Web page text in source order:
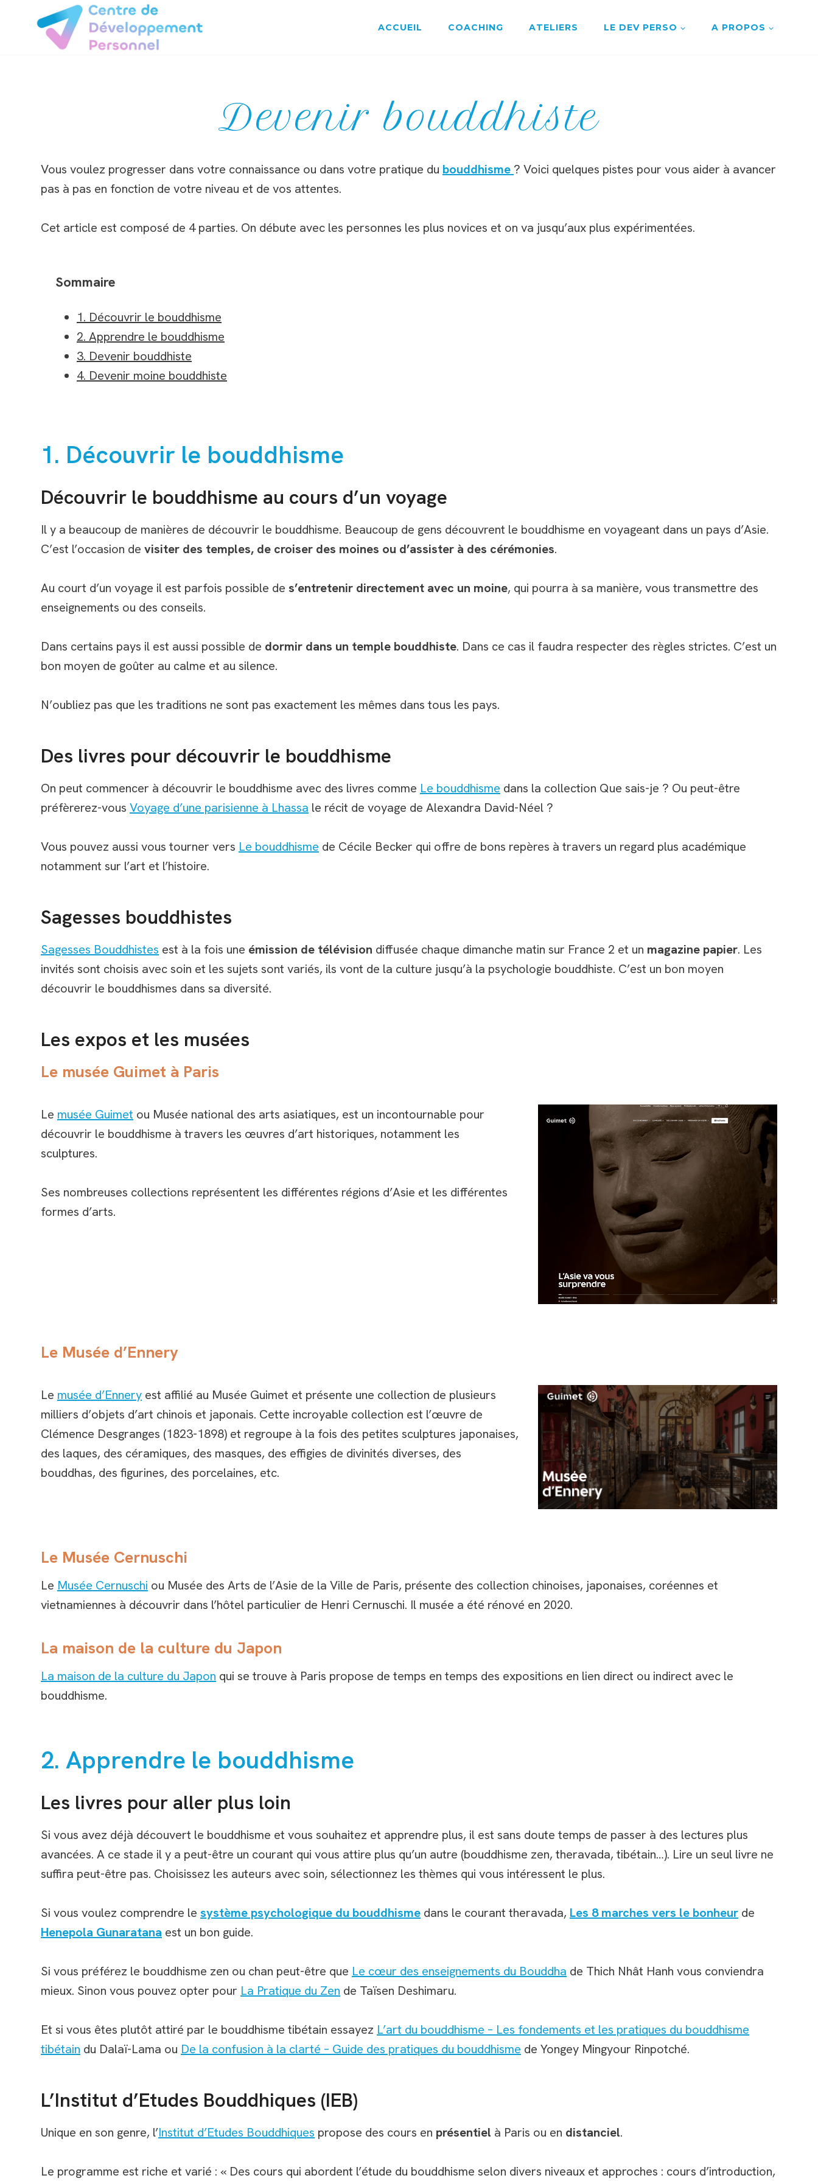
ACCUEIL COACHING ATELIERS LE DEV PERSO A PROPOS
Devenir bouddhiste
Vous voulez progresser dans votre connaissance ou dans votre pratique du bouddhisme ? Voici quelques pistes pour vous aider à avancer
pas à pas en fonction de votre niveau et de vos attentes.
Cet article est composé de 4 parties. On débute avec les personnes les plus novices et on va jusqu’aux plus expérimentées.
Sommaire
1. Découvrir le bouddhisme
2. Apprendre le bouddhisme
3. Devenir bouddhiste
4. Devenir moine bouddhiste
1. Découvrir le bouddhisme
Découvrir le bouddhisme au cours d’un voyage
Il y a beaucoup de manières de découvrir le bouddhisme. Beaucoup de gens découvrent le bouddhisme en voyageant dans un pays d’Asie.
C’est l’occasion de visiter des temples, de croiser des moines ou d’assister à des cérémonies.
Au court d’un voyage il est parfois possible de s’entretenir directement avec un moine, qui pourra à sa manière, vous transmettre des
enseignements ou des conseils.
Dans certains pays il est aussi possible de dormir dans un temple bouddhiste. Dans ce cas il faudra respecter des règles strictes. C’est un
bon moyen de goûter au calme et au silence.
N’oubliez pas que les traditions ne sont pas exactement les mêmes dans tous les pays.
Des livres pour découvrir le bouddhisme
On peut commencer à découvrir le bouddhisme avec des livres comme Le bouddhisme dans la collection Que sais-je ? Ou peut-être
préfèrerez-vous Voyage d’une parisienne à Lhassa le récit de voyage de Alexandra David-Néel ?
Vous pouvez aussi vous tourner vers Le bouddhisme de Cécile Becker qui offre de bons repères à travers un regard plus académique
notamment sur l’art et l’histoire.
Sagesses bouddhistes
Sagesses Bouddhistes est à la fois une émission de télévision diffusée chaque dimanche matin sur France 2 et un magazine papier. Les
invités sont choisis avec soin et les sujets sont variés, ils vont de la culture jusqu’à la psychologie bouddhiste. C’est un bon moyen
découvrir le bouddhismes dans sa diversité.
Les expos et les musées
Le musée Guimet à Paris
Le musée Guimet ou Musée national des arts asiatiques, est un incontournable pour
découvrir le bouddhisme à travers les œuvres d’art historiques, notamment les
sculptures.
Ses nombreuses collections représentent les différentes régions d’Asie et les différentes
formes d’arts.
Le Musée d’Ennery
Le musée d’Ennery est affilié au Musée Guimet et présente une collection de plusieurs
milliers d’objets d’art chinois et japonais. Cette incroyable collection est l’œuvre de
Clémence Desgranges (1823-1898) et regroupe à la fois des petites sculptures japonaises,
des laques, des céramiques, des masques, des effigies de divinités diverses, des
bouddhas, des figurines, des porcelaines, etc.
Le Musée Cernuschi
Le Musée Cernuschi ou Musée des Arts de l’Asie de la Ville de Paris, présente des collection chinoises, japonaises, coréennes et
vietnamiennes à découvrir dans l’hôtel particulier de Henri Cernuschi. Il musée a été rénové en 2020.
La maison de la culture du Japon
La maison de la culture du Japon qui se trouve à Paris propose de temps en temps des expositions en lien direct ou indirect avec le
bouddhisme.
2. Apprendre le bouddhisme
Les livres pour aller plus loin
Si vous avez déjà découvert le bouddhisme et vous souhaitez et apprendre plus, il est sans doute temps de passer à des lectures plus
avancées. A ce stade il y a peut-être un courant qui vous attire plus qu’un autre (bouddhisme zen, theravada, tibétain…). Lire un seul livre ne
suffira peut-être pas. Choisissez les auteurs avec soin, sélectionnez les thèmes qui vous intéressent le plus.
Si vous voulez comprendre le système psychologique du bouddhisme dans le courant theravada, Les 8 marches vers le bonheur de
Henepola Gunaratana est un bon guide.
Si vous préférez le bouddhisme zen ou chan peut-être que Le cœur des enseignements du Bouddha de Thich Nhât Hanh vous conviendra
mieux. Sinon vous pouvez opter pour La Pratique du Zen de Taïsen Deshimaru.
Et si vous êtes plutôt attiré par le bouddhisme tibétain essayez L’art du bouddhisme – Les fondements et les pratiques du bouddhisme
tibétain du Dalaï-Lama ou De la confusion à la clarté – Guide des pratiques du bouddhisme de Yongey Mingyour Rinpotché.
L’Institut d’Etudes Bouddhiques (IEB)
Unique en son genre, l’Institut d’Etudes Bouddhiques propose des cours en présentiel à Paris ou en distanciel.
Le programme est riche et varié : « Des cours qui abordent l’étude du bouddhisme selon divers niveaux et approches : cours d’introduction,